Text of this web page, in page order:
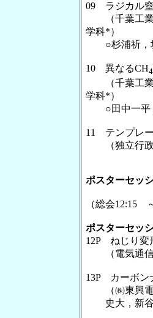
09 ラジカル
（千葉工業
学科*）
○杉浦祈，
10 異なるCH4
（千葉工業
学科*）
○田中一平
11 テンプレ
（独立行政
ポスターセッ
（総会12:15
ポスターセッ
12P ねじり変
（電気通信
13P カーボン
（㈱東興電
史大，新谷